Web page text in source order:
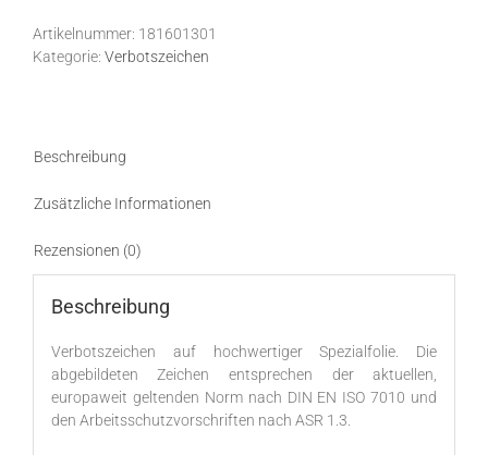
Artikelnummer: 181601301
Kategorie: Verbotszeichen
Beschreibung
Zusätzliche Informationen
Rezensionen (0)
Beschreibung
Verbotszeichen auf hochwertiger Spezialfolie. Die
abgebildeten Zeichen entsprechen der aktuellen,
europaweit geltenden Norm nach DIN EN ISO 7010 und
den Arbeitsschutzvorschriften nach ASR 1.3.